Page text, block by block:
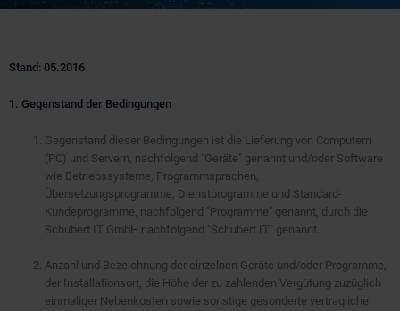
Stand: 05.2016
1. Gegenstand der Bedingungen
Gegenstand dieser Bedingungen ist die Lieferung von Computern
(PC) und Servern, nachfolgend "Geräte" genannt und/oder Software
wie Betriebssysteme, Programmsprachen,
Übersetzungsprogramme, Dienstprogramme und Standard-
Kundeprogramme, nachfolgend "Programme" genannt, durch die
Schubert IT GmbH nachfolgend "Schubert IT" genannt.
Anzahl und Bezeichnung der einzelnen Geräte und/oder Programme,
der Installationsort, die Höhe der zu zahlenden Vergütung zuzüglich
einmaliger Nebenkosten sowie sonstige gesonderte vertragliche